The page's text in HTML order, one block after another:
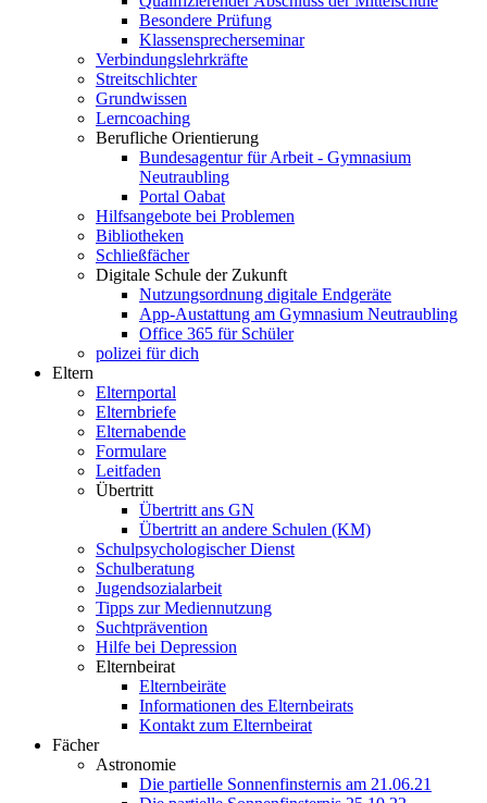
Besondere Prüfung
Klassensprecherseminar
Verbindungslehrkräfte
Streitschlichter
Grundwissen
Lerncoaching
Berufliche Orientierung
Bundesagentur für Arbeit - Gymnasium
Neutraubling
Portal Oabat
Hilfsangebote bei Problemen
Bibliotheken
Schließfächer
Digitale Schule der Zukunft
Nutzungsordnung digitale Endgeräte
App-Austattung am Gymnasium Neutraubling
Office 365 für Schüler
polizei für dich
Eltern
Elternportal
Elternbriefe
Elternabende
Formulare
Leitfaden
Übertritt
Übertritt ans GN
Übertritt an andere Schulen (KM)
Schulpsychologischer Dienst
Schulberatung
Jugendsozialarbeit
Tipps zur Mediennutzung
Suchtprävention
Hilfe bei Depression
Elternbeirat
Elternbeiräte
Informationen des Elternbeirats
Kontakt zum Elternbeirat
Fächer
Astronomie
Die partielle Sonnenfinsternis am 21.06.21